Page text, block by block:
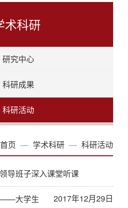
术科研
研究中心
科研成果
科研活动
首页 学术科研 科研活动
导班子深入课堂听课
2017年12月29日
——大学生